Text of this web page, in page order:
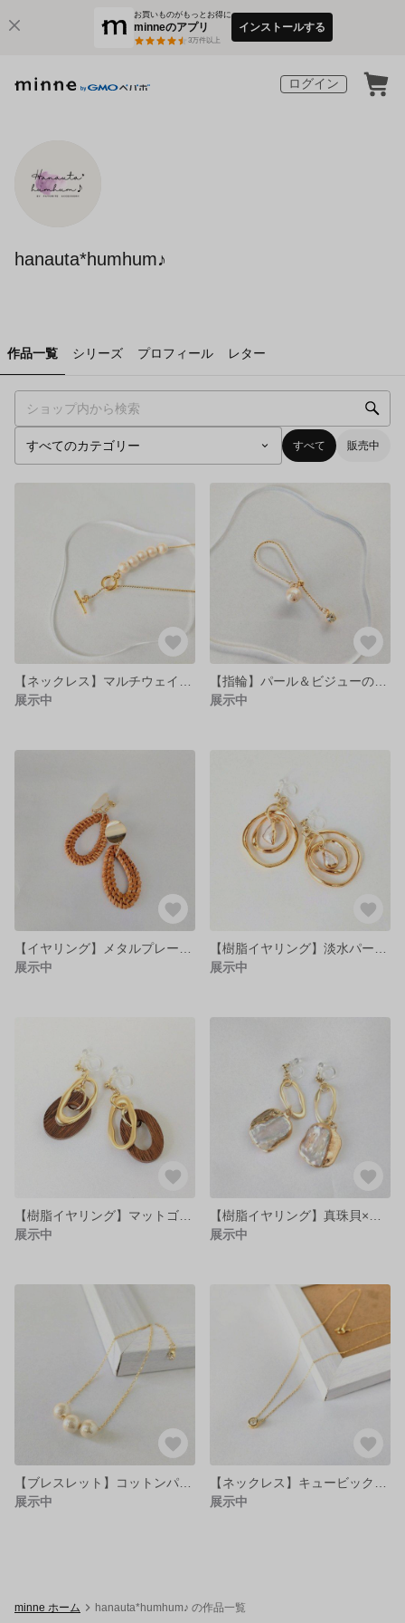
お買いものがもっとお得に
minneのアプリ
3万件以上
インストールする
ログイン
hanauta*humhum♪
作品一覧 シリーズ プロフィール レター
すべて 販売中
展示中
展示中
展示中
展示中
展示中
展示中
展示中
展示中
minne ホーム hanauta*humhum♪ の作品一覧